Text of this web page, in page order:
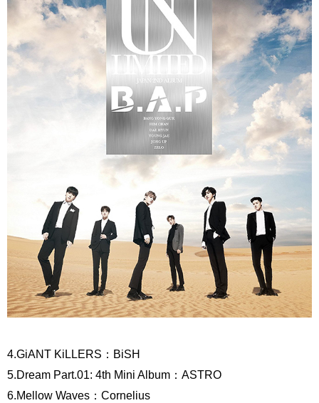
4.GiANT KiLLERS：BiSH
5.Dream Part.01: 4th Mini Album：ASTRO
6.Mellow Waves：Cornelius